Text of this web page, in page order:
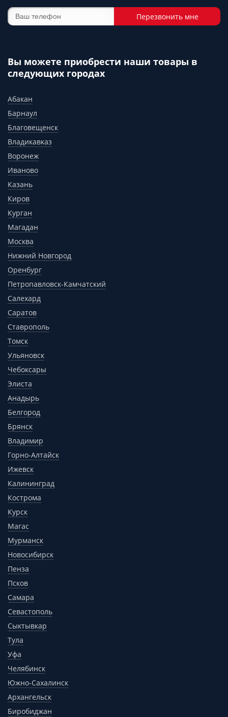
Перезвонить мне
Вы можете приобрести наши товары в
следующих городах
Абакан
Барнаул
Благовещенск
Владикавказ
Воронеж
Иваново
Казань
Киров
Курган
Магадан
Москва
Нижний Новгород
Оренбург
Петропавловск-Камчатский
Салехард
Саратов
Ставрополь
Томск
Ульяновск
Чебоксары
Элиста
Анадырь
Белгород
Брянск
Владимир
Горно-Алтайск
Ижевск
Калининград
Кострома
Курск
Магас
Мурманск
Новосибирск
Пенза
Псков
Самара
Севастополь
Сыктывкар
Тула
Уфа
Челябинск
Южно-Сахалинск
Архангельск
Биробиджан